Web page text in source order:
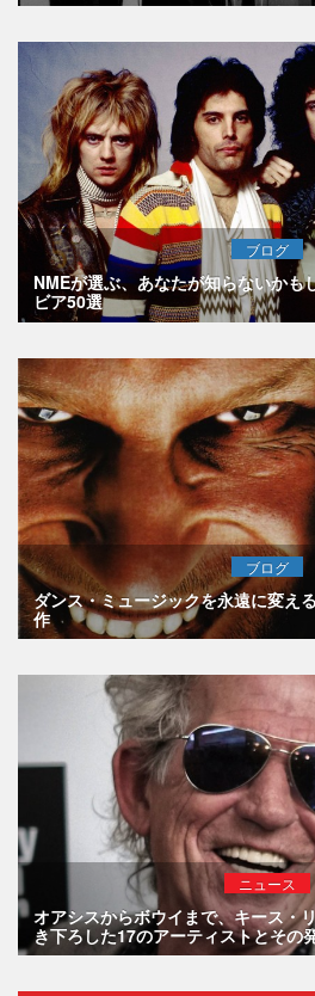
ブログ
NMEが選ぶ、あなたが知らないかも
ビア50選
ブログ
ダンス・ミュージックを永遠に変え
作
ニュース
オアシスからボウイまで、キース・
き下ろした17のアーティストとその